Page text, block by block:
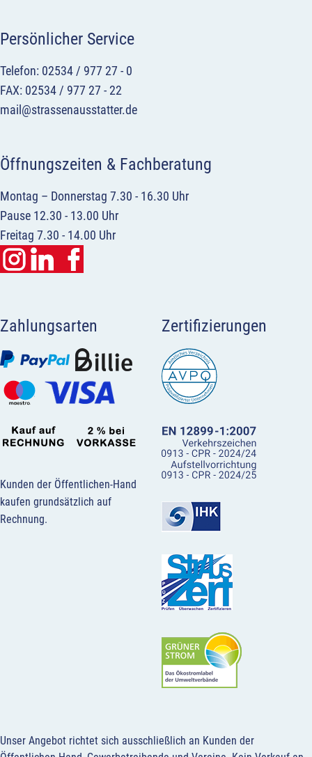
Persönlicher Service
Telefon: 02534 / 977 27 - 0
FAX: 02534 / 977 27 - 22
mail@strassenausstatter.de
Öffnungszeiten & Fachberatung
Montag – Donnerstag 7.30 - 16.30 Uhr
Pause 12.30 - 13.00 Uhr
Freitag 7.30 - 14.00 Uhr
Zahlungsarten
Kunden der Öffentlichen-Hand
kaufen grundsätzlich auf
Rechnung.
Zertifizierungen
Unser Angebot richtet sich ausschließlich an Kunden der